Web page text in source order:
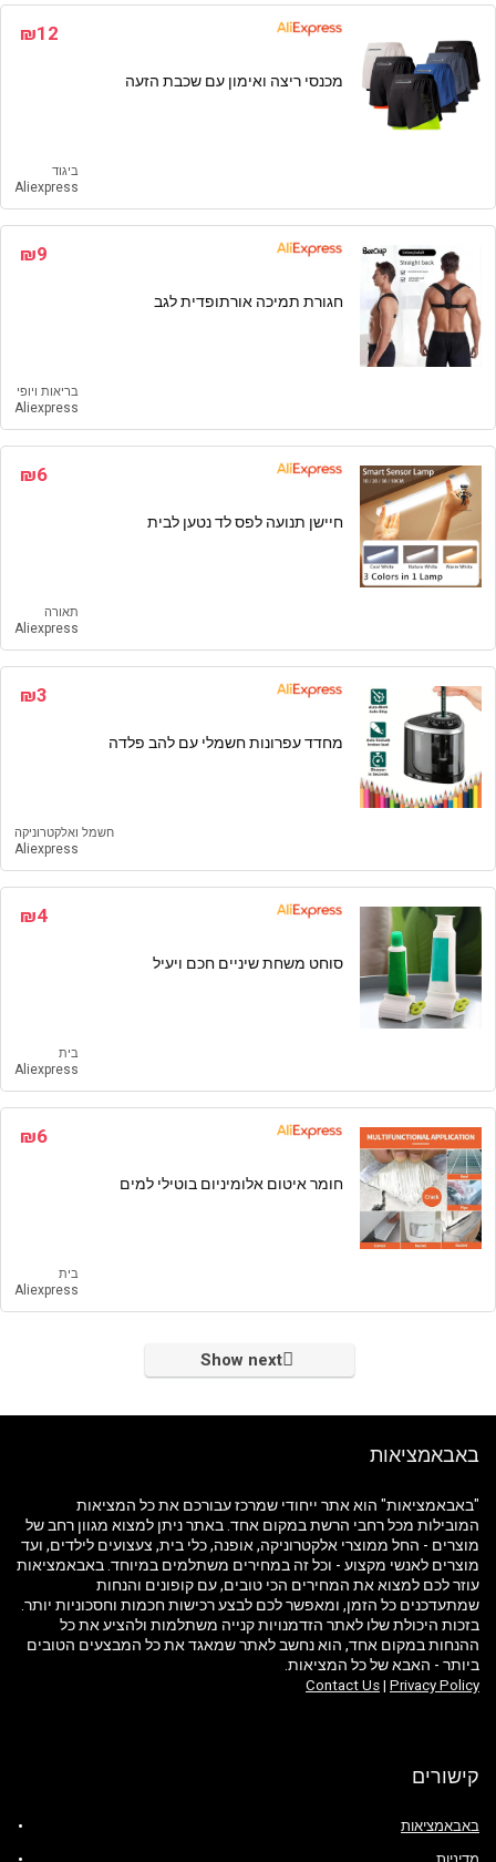
₪12
מכנסי ריצה ואימון עם שכבת הזעה
ביגוד
Aliexpress
₪9
חגורת תמיכה אורתופדית לגב
בריאות ויופי
Aliexpress
₪6
חיישן תנועה לפס לד נטען לבית
תאורה
Aliexpress
₪3
מחדד עפרונות חשמלי עם להב פלדה
חשמל ואלקטרוניקה
Aliexpress
₪4
סוחט משחת שיניים חכם ויעיל
בית
Aliexpress
₪6
חומר איטום אלומיניום בוטילי למים
בית
Aliexpress
Show next
באבאמציאות
"באבאמציאות" הוא אתר ייחודי שמרכז עבורכם את כל המציאות
המובילות מכל רחבי הרשת במקום אחד. באתר ניתן למצוא מגוון רחב של
מוצרים - החל ממוצרי אלקטרוניקה, אופנה, כלי בית, צעצועים לילדים, ועד
מוצרים לאנשי מקצוע - וכל זה במחירים משתלמים במיוחד. באבאמציאות
עוזר לכם למצוא את המחירים הכי טובים, עם קופונים והנחות
שמתעדכנים כל הזמן, ומאפשר לכם לבצע רכישות חכמות וחסכוניות יותר.
בזכות היכולת שלו לאתר הזדמנויות קנייה משתלמות ולהציע את כל
ההנחות במקום אחד, הוא נחשב לאתר שמאגד את כל המבצעים הטובים
ביותר - האבא של כל המציאות.
Contact Us | Privacy Policy
קישורים
באבאמציאות